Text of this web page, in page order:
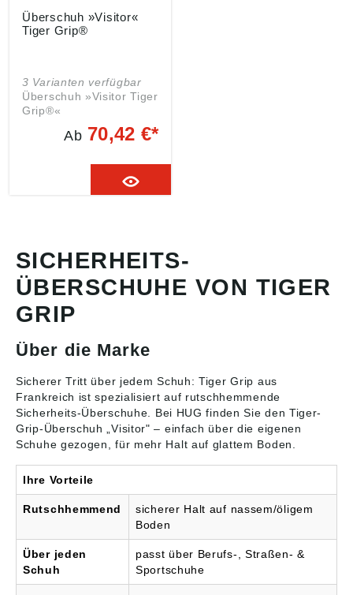
Überschuh »Visitor«
Tiger Grip®
3 Varianten verfügbar
Überschuh »Visitor Tiger
Grip®«
Norm/Zulassung: EN
ISO 20345 SRC
Schutzkappen zum
Freizeitschuhen •
Profil-Sohle Tiger-grip®,
abriebfest und
beständig gegen
Kohlenwasserstoffe
(FO) • Verstellbarer
Riemen mit Velcro-
Erhältlich in 3 Größen
50 • Waschbar, Hand/
Maschine und
autoklavierbar • Für den
dauerhaften Einsatz
Material: Kautschuk
Ab 70,42 €*
SICHERHEITS-
ÜBERSCHUHE VON TIGER
GRIP
Über die Marke
Sicherer Tritt über jedem Schuh: Tiger Grip aus
Frankreich ist spezialisiert auf rutschhemmende
Sicherheits-Überschuhe . Bei HUG finden Sie den Tiger-
Grip-Überschuh „Visitor" – einfach über die eigenen
Schuhe gezogen, für mehr Halt auf glattem Boden.
Ihre Vorteile
Rutschhemmend
sicherer Halt auf nassem/öligem
Boden
Über jeden
Schuh
passt über Berufs-, Straßen- &
Sportschuhe